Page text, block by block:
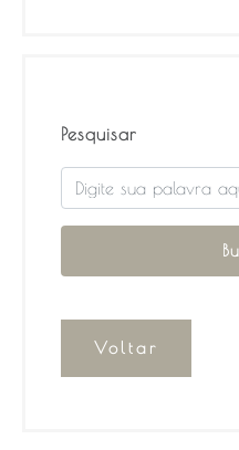
Pesquisar
Voltar